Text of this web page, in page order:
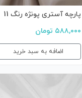
پارچه آستری پونژه رنگ 11
۵۸۸,۰۰۰ تومان
اضافه به سبد خرید